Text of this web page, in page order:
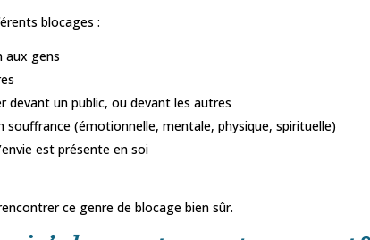
blocages :
aux gens
devant un public, ou devant les autres
souffrance (émotionnelle, mentale, physique, spirituelle)
est présente en soi
ce genre de blocage bien sûr.